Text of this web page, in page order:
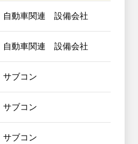
自動車関連 設備会社
自動車関連 設備会社
サブコン
サブコン
サブコン